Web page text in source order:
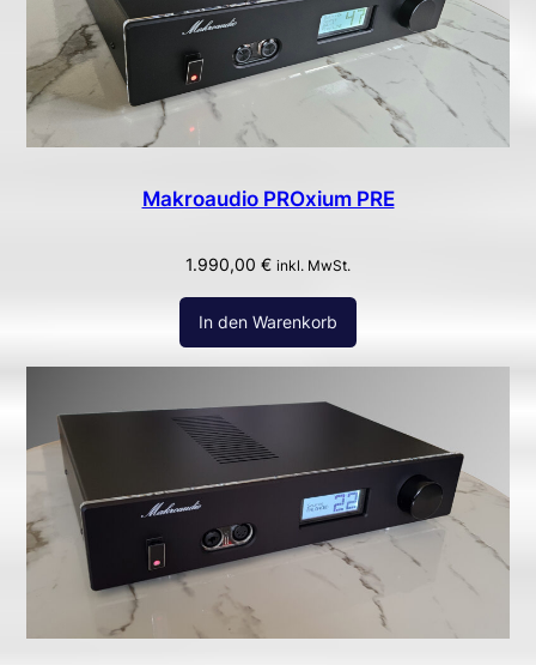
Makroaudio PROxium PRE
1.990,00 € inkl. MwSt.
In den Warenkorb